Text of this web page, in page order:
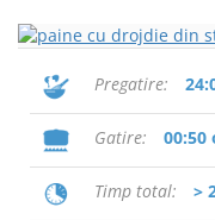
Pregatire
Gatire 00:50
Timp total >